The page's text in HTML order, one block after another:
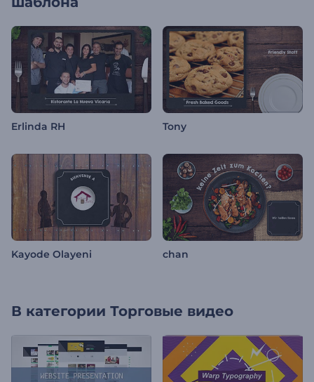
Erlinda RH Tony
Kayode Olayeni chan
В категории Торговые видео